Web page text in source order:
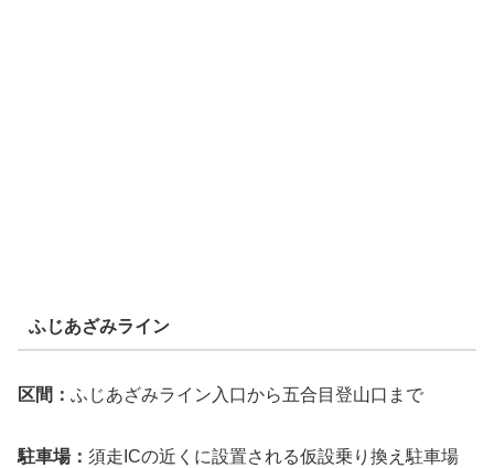
ふじあざみライン
区間： ふじあざみライン入口から五合目登山口まで
駐車場： 須走ICの近くに設置される仮設乗り換え駐車場